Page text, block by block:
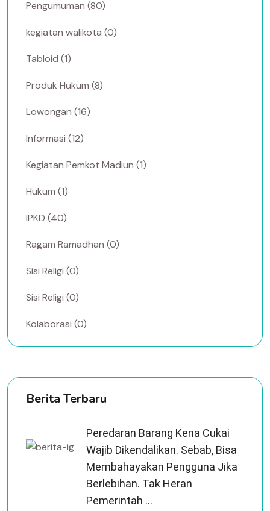
Pengumuman (80)
kegiatan walikota (0)
Tabloid (1)
Produk Hukum (8)
Lowongan (16)
Informasi (12)
Kegiatan Pemkot Madiun (1)
Hukum (1)
IPKD (40)
Ragam Ramadhan (0)
Sisi Religi (0)
Sisi Religi (0)
Kolaborasi (0)
Berita Terbaru
Peredaran Barang Kena Cukai
Wajib Dikendalikan. Sebab, Bisa
Membahayakan Pengguna Jika
Berlebihan. Tak Heran
Pemerintah ...